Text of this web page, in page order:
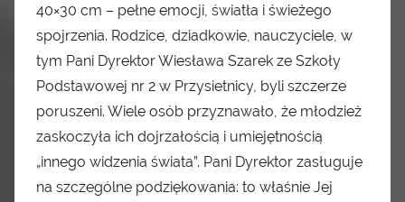
40×30 cm – pełne emocji, światła i świeżego
spojrzenia. Rodzice, dziadkowie, nauczyciele, w
tym Pani Dyrektor Wiesława Szarek ze Szkoły
Podstawowej nr 2 w Przysietnicy, byli szczerze
poruszeni. Wiele osób przyznawało, że młodzież
zaskoczyła ich dojrzałością i umiejętnością
„innego widzenia świata”. Pani Dyrektor zasługuje
na szczególne podziękowania: to właśnie Jej